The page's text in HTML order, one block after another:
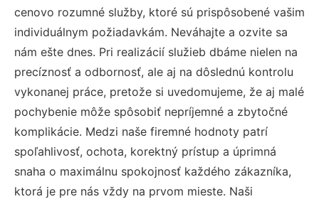
cenovo rozumné služby, ktoré sú prispôsobené vašim
individuálnym požiadavkám. Neváhajte a ozvite sa
nám ešte dnes. Pri realizácií služieb dbáme nielen na
precíznosť a odbornosť, ale aj na dôslednú kontrolu
vykonanej práce, pretože si uvedomujeme, že aj malé
pochybenie môže spôsobiť nepríjemné a zbytočné
komplikácie. Medzi naše firemné hodnoty patrí
spoľahlivosť, ochota, korektný prístup a úprimná
snaha o maximálnu spokojnosť každého zákazníka,
ktorá je pre nás vždy na prvom mieste. Naši